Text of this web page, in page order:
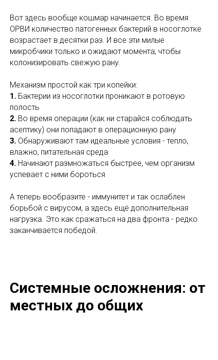
Вот здесь вообще кошмар начинается. Во время
ОРВИ количество патогенных бактерий в носоглотке
возрастает в десятки раз. И все эти милые
микробчики только и ожидают момента, чтобы
колонизировать свежую рану.
Механизм простой как три копейки:
1. Бактерии из носоглотки проникают в ротовую
полость
2. Во время операции (как ни старайся соблюдать
асептику) они попадают в операционную рану
3. Обнаруживают там идеальные условия - тепло,
влажно, питательная среда
4. Начинают размножаться быстрее, чем организм
успевает с ними бороться
А теперь вообразите - иммунитет и так ослаблен
борьбой с вирусом, а здесь ещё дополнительная
нагрузка. Это как сражаться на два фронта - редко
заканчивается победой.
Системные осложнения: от
местных до общих